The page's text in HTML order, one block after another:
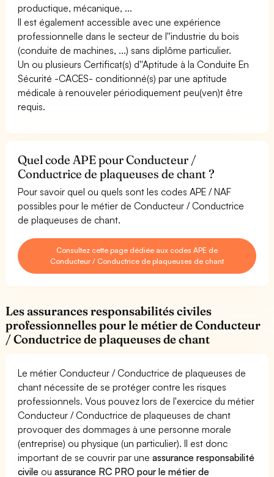
productique, mécanique, ...
Il est également accessible avec une expérience
professionnelle dans le secteur de l''industrie du bois
(conduite de machines, ...) sans diplôme particulier.
Un ou plusieurs Certificat(s) d''Aptitude à la Conduite En
Sécurité -CACES- conditionné(s) par une aptitude
médicale à renouveler périodiquement peu(ven)t être
requis.
Quel code APE pour Conducteur /
Conductrice de plaqueuses de chant ?
Pour savoir quel ou quels sont les codes APE / NAF
possibles pour le métier de Conducteur / Conductrice
de plaqueuses de chant.
Consultez cette page dédiée aux codes APE de
Conducteur / Conductrice de plaqueuses de chant
Les assurances responsabilités civiles
professionnelles pour le métier de Conducteur
/ Conductrice de plaqueuses de chant
Le métier Conducteur / Conductrice de plaqueuses de
chant nécessite de se protéger contre les risques
professionnels. Vous pouvez lors de l'exercice du métier
Conducteur / Conductrice de plaqueuses de chant
provoquer des dommages à une personne morale
(entreprise) ou physique (un particulier). Il est donc
important de se couvrir par uneassurance responsabilité
civile ouassurance RC PRO pour le métier de